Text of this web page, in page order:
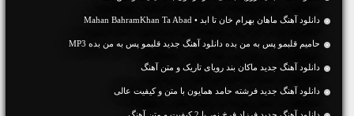
دانلود آهنگ ماهان بهرام خان تا ابد • Mahan BahramKhan Ta Abad
حامیم قلبمو پس به من بده دانلود آهنگ جدید قلبمو پس به من بده MP3
دانلود آهنگ جديد ماکان بند رویای تاریک و متن آهنگ
دانلود آهنگ جديد فرشته حامد همایون با متن و کیفیت عالی